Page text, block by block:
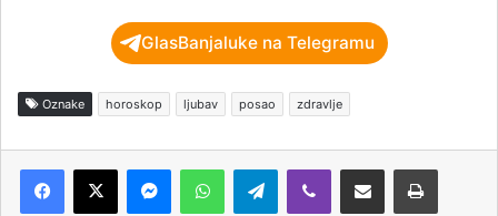
GlasBanjaluke na Telegramu
Oznake horoskop ljubav posao zdravlje
Telegram